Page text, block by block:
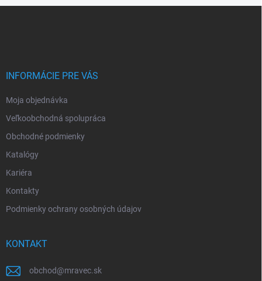
INFORMÁCIE PRE VÁS
Moja objednávka
Veľkoobchodná spolupráca
Obchodné podmienky
Katalógy
Kariéra
Kontakty
Podmienky ochrany osobných údajov
KONTAKT
obchod@mravec.sk